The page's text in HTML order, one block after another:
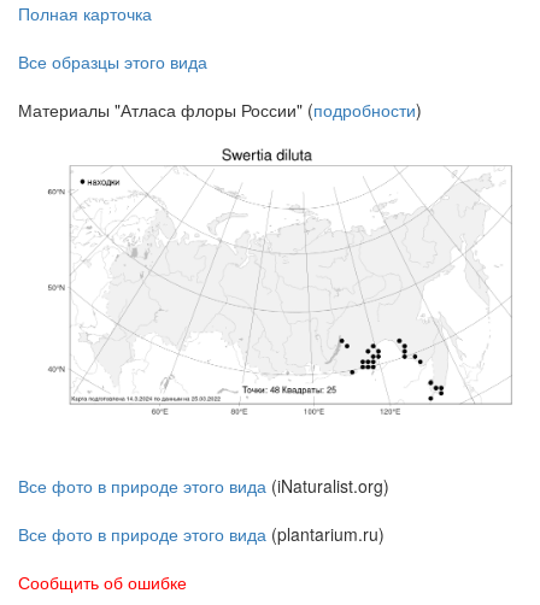
Полная карточка
Все образцы этого вида
Материалы "Атласа флоры России" (подробности)
Все фото в природе этого вида (iNaturalist.org)
Все фото в природе этого вида (plantarium.ru)
Сообщить об ошибке